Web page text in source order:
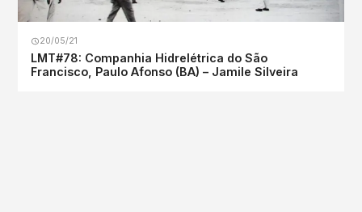
20/05/21
LMT#78: Companhia Hidrelétrica do São
Francisco, Paulo Afonso (BA) – Jamile Silveira